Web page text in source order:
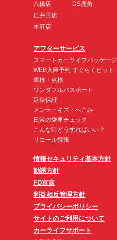
八橋店
仁井田店
本荘店
DS鹿角
アフターサービス
スマートカーライフパッケージ
WEB入庫予約 すぐらくピット
車検・点検
ワンダフルパスポート
延長保証
メンテ・キズ・へこみ
日常の愛車チェック
こんな時どうすればいい？
リコール情報
情報セキュリティ基本方針
勧誘方針
FD宣言
利益相反管理方針
プライバシーポリシー
サイトのご利用について
カーライフサポート